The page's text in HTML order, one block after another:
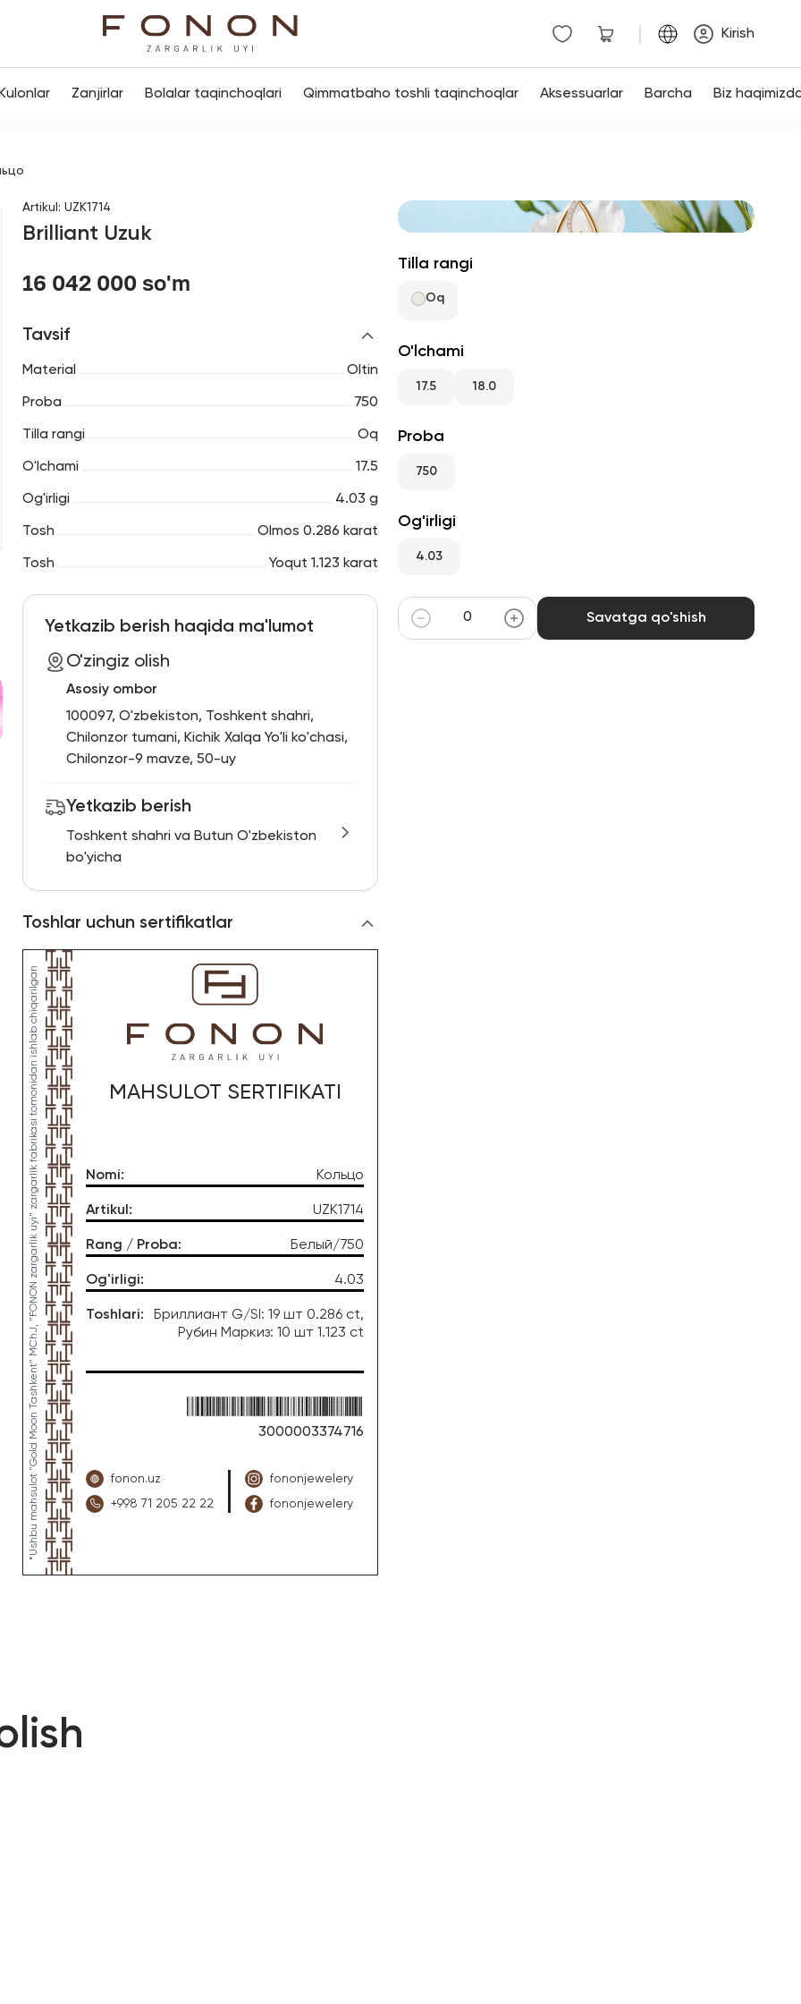
Kirish
Kulonlar Zanjirlar Bolalar taqinchoqlari Qimmatbaho toshli taqinchoqlar Aksessuarlar Barcha Biz
Artikul : UZK1714
Brilliant Uzuk
16 042 000 so'm
Tavsif
Material Oltin
Proba 750
Tilla rangi Oq
O'lchami 17.5
Og'irligi 4.03 g
Tosh Olmos 0.286 karat
Tosh Yoqut 1.123 karat
Yetkazib berish haqida ma'lumot
O'zingiz olish
Asosiy ombor
100097, O'zbekiston, Toshkent shahri,
Chilonzor tumani, Kichik Xalqa Yo'li ko'chasi,
Chilonzor-9 mavze, 50-uy
Yetkazib berish
Toshkent shahri va Butun O'zbekiston
bo'yicha
Toshlar uchun sertifikatlar
*Ushbu mahsulot "Gold Moon Tashkent" MChJ, "FONON zargarlik uyi" zargarlik fabrikasi tomonidan ishlab chiqarilgan MAHSULOT SERTIFIKATI
Nomi: Кольцо
Artikul : UZK1714
Rang / Proba: Белый/750
Og'irligi: 4.03
Toshlari:
Бриллиант G/SI: 19 шт 0.286 ct,
Рубин Маркиз: 10 шт 1.123 ct
3000003374716
fonon.uz
+998 71 205 22 22
fononjewelery
fononjewelery
Tilla rangi
Oq
O'lchami
17.5 18.0
Proba
750
Og'irligi
4.03
Savatga qo'shish